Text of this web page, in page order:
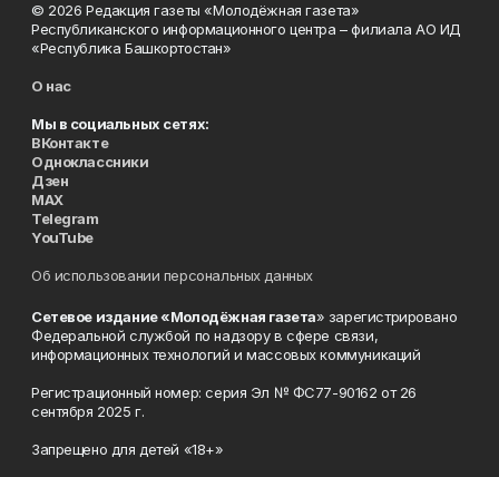
© 2026 Редакция газеты «Молодёжная газета»
Республиканского информационного центра – филиала АО ИД
«Республика Башкортостан»
О нас
Мы в социальных сетях:
ВКонтакте
Одноклассники
Дзен
MAX
Telegram
YouTube
Об использовании персональных данных
Сетевое издание «Молодёжная газета» зарегистрировано
Федеральной службой по надзору в сфере связи,
информационных технологий и массовых коммуникаций
Регистрационный номер: серия Эл № ФС77-90162 от 26
сентября 2025 г.
Запрещено для детей «18+»